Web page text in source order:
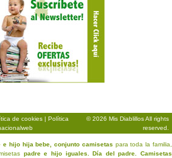
de cookies | Política
© 2026 Mis Diablillos All rights
reserved.
e hijo hija bebe, conjunto camisetas para toda la familia,
padre e hijo iguales. Día del padre. Camisetas